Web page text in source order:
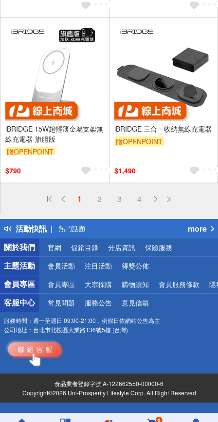
iBRIDGE 15W超輕薄金屬支架無
線充電器-旗艦版
贈OPENPOINT
$790
iBRIDGE 三合一收納無線充電器
贈OPENPOINT
$1,490
1 2 3 4
活動快訊
偏遠地區配送
得獎公告
熱門話題
銀行優惠
偏遠地區配送
詐騙網頁！請小心！
more
關於我們
官網 促銷目錄 分店資訊 保險服務
主題活動 會員活動 注目活動 得獎公佈
會員專區 會員專區 大宗採購 購物須知 會員服務條款 隱
客服中心 常見問題 服務公告 意見信箱
服務時間： 週一至週日 09:00-21:00，例假日依網站公告為主
公司地址： 台北市北投區大業路136號5樓 (台灣)
食品業者登錄字號 A-122662550-00000-6
Copyright©2026 Uni-Prosperity Lifestyle Corp. All Right Reserved
0